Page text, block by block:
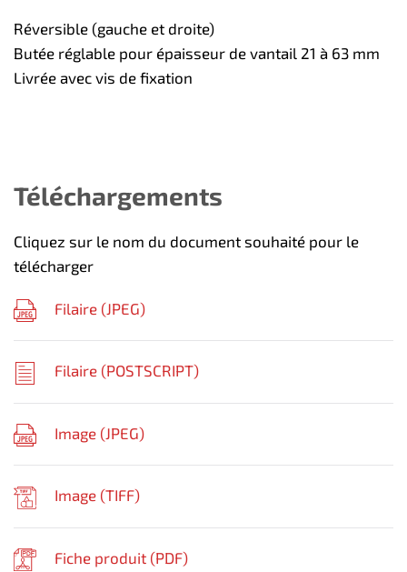
Réversible (gauche et droite)
Butée réglable pour épaisseur de vantail 21 à 63 mm
Livrée avec vis de fixation
Téléchargements
Cliquez sur le nom du document souhaité pour le
télécharger
Filaire (JPEG)
Filaire (POSTSCRIPT)
Image (JPEG)
Image (TIFF)
Fiche produit (PDF)